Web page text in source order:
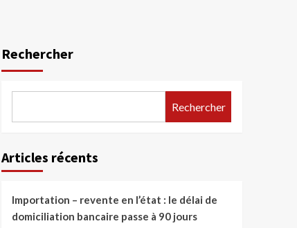
Rechercher
Rechercher
Articles récents
Importation – revente en l’état : le délai de
domiciliation bancaire passe à 90 jours